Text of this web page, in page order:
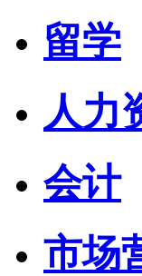
留学
人力
会计
市场